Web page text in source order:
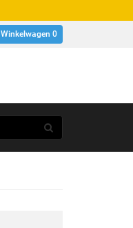
Winkelwagen 0